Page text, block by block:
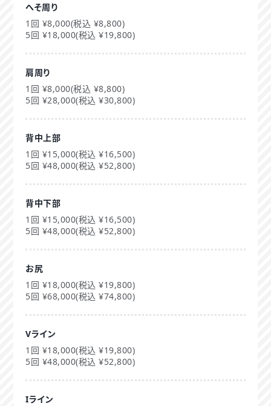
へそ周り
1回 ¥8,000(税込 ¥8,800)
5回 ¥18,000(税込 ¥19,800)
肩周り
1回 ¥8,000(税込 ¥8,800)
5回 ¥28,000(税込 ¥30,800)
背中上部
1回 ¥15,000(税込 ¥16,500)
5回 ¥48,000(税込 ¥52,800)
背中下部
1回 ¥15,000(税込 ¥16,500)
5回 ¥48,000(税込 ¥52,800)
お尻
1回 ¥18,000(税込 ¥19,800)
5回 ¥68,000(税込 ¥74,800)
Vライン
1回 ¥18,000(税込 ¥19,800)
5回 ¥48,000(税込 ¥52,800)
Iライン